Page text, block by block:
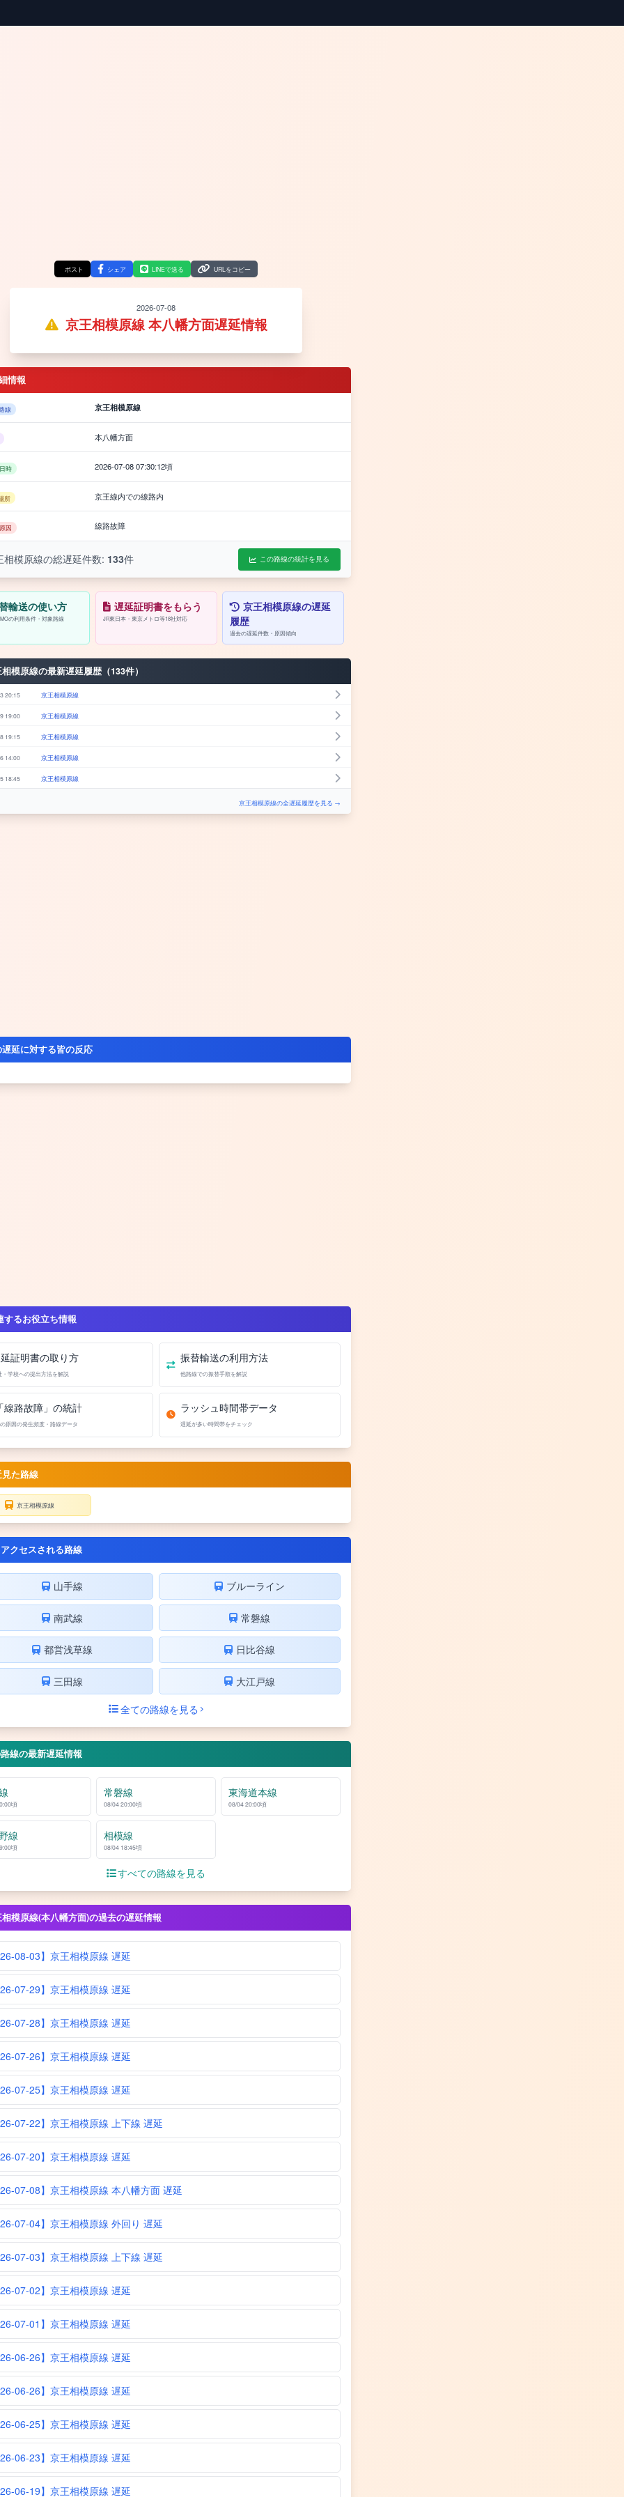
ポスト シェア LINEで送る URLをコピー
2026-07-08
京王相模原線 本八幡方面遅延情報
情報
線 京王相模原線
本八幡方面
時 2026-07-08 07:30:12頃
所 京王線内での線路内
因 線路故障
相模原線の総遅延件数: 133件 この路線の統計を見る
輸送の使い方
の利用条件・対象路線
遅延証明書をもらう
JR東日本・東京メトロ等18社対応
京王相模原線の遅延
履歴
過去の遅延件数・原因傾向
模原線の最新遅延履歴（133件）
20:15 京王相模原線
19:00 京王相模原線
19:15 京王相模原線
14:00 京王相模原線
18:45 京王相模原線
京王相模原線の全遅延履歴を見る →
延に対する皆の反応
するお役立ち情報
証明書の取り方
・学校への提出方法を解説
振替輸送の利用方法
他路線での振替手順を解説
線路故障」の統計
原因の発生頻度・路線データ
ラッシュ時間帯データ
遅延が多い時間帯をチェック
た路線
京王相模原線
クセスされる路線
山手線 ブルーライン
南武線 常磐線
都営浅草線 日比谷線
三田線
大江戸線
全ての路線を見る
線の最新遅延情報
頃
常磐線
08/04 20:00頃
東海道本線
08/04 20:00頃
線
頃
相模線
08/04 18:45頃
すべての路線を見る
模原線(本八幡方面)の過去の遅延情報
08-03】京王相模原線 遅延
07-29】京王相模原線 遅延
07-28】京王相模原線 遅延
07-26】京王相模原線 遅延
07-25】京王相模原線 遅延
07-22】京王相模原線 上下線 遅延
07-20】京王相模原線 遅延
07-08】京王相模原線 本八幡方面 遅延
07-04】京王相模原線 外回り 遅延
07-03】京王相模原線 上下線 遅延
07-02】京王相模原線 遅延
07-01】京王相模原線 遅延
06-26】京王相模原線 遅延
06-26】京王相模原線 遅延
06-25】京王相模原線 遅延
06-23】京王相模原線 遅延
06-19】京王相模原線 遅延